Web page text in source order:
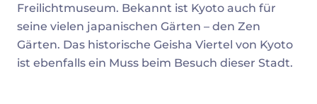
Freilichtmuseum. Bekannt ist Kyoto auch für
seine vielen japanischen Gärten – den Zen
Gärten. Das historische Geisha Viertel von Kyoto
ist ebenfalls ein Muss beim Besuch dieser Stadt.